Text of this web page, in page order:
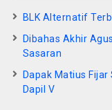
BLK Alternatif
Dibahas Akhir
Sasaran
Dapak Matius
Dapil V